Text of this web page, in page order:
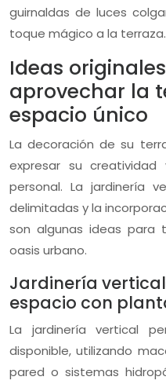
guirnaldas de luces
toque mágico a la terraza.
Ideas
aprovechar la
espacio único
La decoración de su
expresar su
personal. La jardinería
delimitadas y la
son algunas ideas para
oasis urbano.
Jardinería
espacio con
La jardinería vertical
disponible, utilizando
pared o sistemas